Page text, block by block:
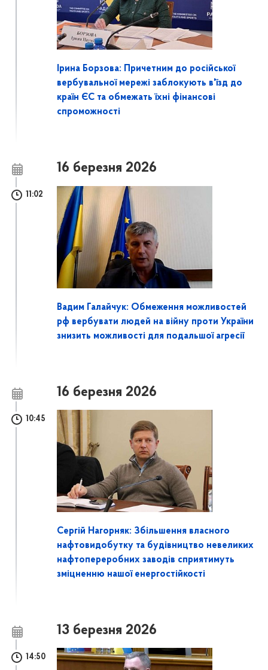
Ірина Борзова: Причетним до російської
вербувальної мережі заблокують в'їзд до
країн ЄС та обмежать їхні фінансові
спроможності
16 березня 2026
11:02
Вадим Галайчук: Обмеження можливостей
рф вербувати людей на війну проти України
знизить можливості для подальшої агресії
16 березня 2026
10:45
Сергій Нагорняк: Збільшення власного
нафтовидобутку та будівництво невеликих
нафтопереробних заводів сприятимуть
зміцненню нашої енергостійкості
13 березня 2026
14:50